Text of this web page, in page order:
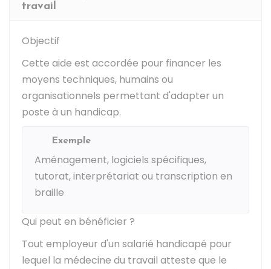
travail
Objectif
Cette aide est accordée pour financer les
moyens techniques, humains ou
organisationnels permettant d'adapter un
poste à un handicap.
Exemple
Aménagement, logiciels spécifiques,
tutorat, interprétariat ou transcription en
braille
Qui peut en bénéficier ?
Tout employeur d'un salarié handicapé pour
lequel la médecine du travail atteste que le